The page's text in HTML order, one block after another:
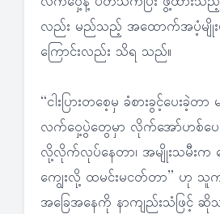
လည်း မည်သည့် အထောက်အပံ့မျိုး
ကြောင်းလည်း သိရ သည်။
“ငါးပြားတစေ့မှ ခံစားခွင့်ပေးခဲ့တ
လက်ဝှေ့ပွဲတွေမှာ လိုက်အော်ဟစ်ပေး
လို့လိုက်လုပ်နေတာ၊ အမျိုးသမီးက ဈေ
ကျွေးလို့ ထမင်းမငတ်တာ” ဟု
အခြေအနေကို နာကျည်းသံဖြင့် ဆို